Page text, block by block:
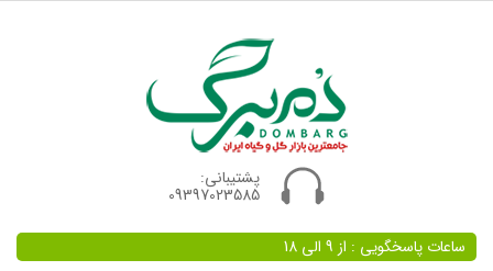
پشتیبانی:
09397023585
ساعات پاسخگویی : از 9 الی 18